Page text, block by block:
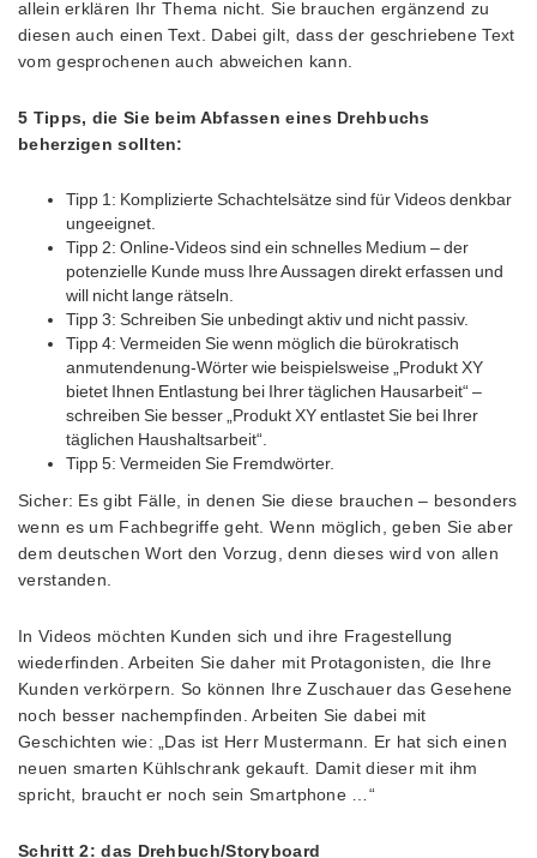
allein erklären Ihr Thema nicht. Sie brauchen ergänzend zu
diesen auch einen Text. Dabei gilt, dass der geschriebene Text
vom gesprochenen auch abweichen kann.
5 Tipps, die Sie beim Abfassen eines Drehbuchs
beherzigen sollten:
Tipp 1: Komplizierte Schachtelsätze sind für Videos denkbar
ungeeignet.
Tipp 2: Online-Videos sind ein schnelles Medium – der
potenzielle Kunde muss Ihre Aussagen direkt erfassen und
will nicht lange rätseln.
Tipp 3: Schreiben Sie unbedingt aktiv und nicht passiv.
Tipp 4: Vermeiden Sie wenn möglich die bürokratisch
anmutendenung-Wörter wie beispielsweise „Produkt XY
bietet Ihnen Entlastung bei Ihrer täglichen Hausarbeit“ –
schreiben Sie besser „Produkt XY entlastet Sie bei Ihrer
täglichen Haushaltsarbeit“.
Tipp 5: Vermeiden Sie Fremdwörter.
Sicher: Es gibt Fälle, in denen Sie diese brauchen – besonders
wenn es um Fachbegriffe geht. Wenn möglich, geben Sie aber
dem deutschen Wort den Vorzug, denn dieses wird von allen
verstanden.
In Videos möchten Kunden sich und ihre Fragestellung
wiederfinden. Arbeiten Sie daher mit Protagonisten, die Ihre
Kunden verkörpern. So können Ihre Zuschauer das Gesehene
noch besser nachempfinden. Arbeiten Sie dabei mit
Geschichten wie: „Das ist Herr Mustermann. Er hat sich einen
neuen smarten Kühlschrank gekauft. Damit dieser mit ihm
spricht, braucht er noch sein Smartphone …“
Schritt 2: das Drehbuch/Storyboard